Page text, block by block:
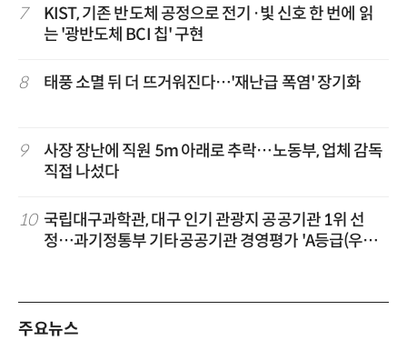
7
KIST, 기존 반도체 공정으로 전기·빛 신호 한 번에 읽
는 '광반도체 BCI 칩' 구현
8 태풍 소멸 뒤 더 뜨거워진다…'재난급 폭염' 장기화
9
사장 장난에 직원 5m 아래로 추락…노동부, 업체 감독
직접 나섰다
10 국립대구과학관, 대구 인기 관광지 공공기관 1위 선
정…과기정통부 기타공공기관 경영평가 'A등급(우수)'
주요뉴스